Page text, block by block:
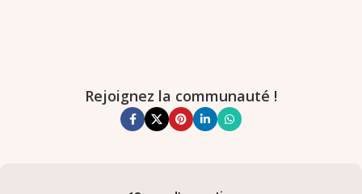
Rejoignez la communauté !